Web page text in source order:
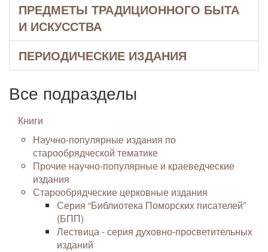
ПРЕДМЕТЫ ТРАДИЦИОННОГО БЫТА
И ИСКУССТВА
ПЕРИОДИЧЕСКИЕ ИЗДАНИЯ
Все подразделы
Книги
Научно-популярные издания по
старообрядческой тематике
Прочие научно-популярные и краеведческие
издания
Старообрядческие церковные издания
Серия “Библиотека Поморских писателей”
(БПП)
Лествица - серия духовно-просветительных
изданий